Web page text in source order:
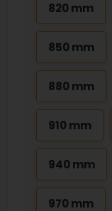
820 mm
850 mm
880 mm
910 mm
940 mm
970 mm